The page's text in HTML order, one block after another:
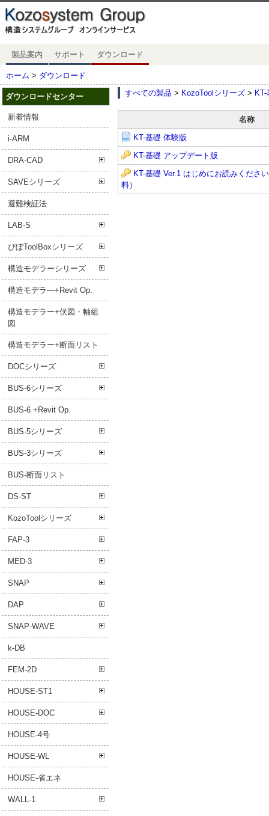
製品案内 サポート ダウンロード
ホーム > ダウンロード
ダウンロードセンター
新着情報
i-ARM
DRA-CAD
SAVEシリーズ
避難検証法
LAB-S
ぴぼToolBoxシリーズ
構造モデラーシリーズ
構造モデラ―+Revit Op.
構造モデラー+伏図・軸組
図
構造モデラー+断面リスト
DOCシリーズ
BUS-6シリーズ
BUS-6 +Revit Op.
BUS-5シリーズ
BUS-3シリーズ
BUS-断面リスト
DS-ST
KozoToolシリーズ
FAP-3
MED-3
SNAP
DAP
SNAP-WAVE
k-DB
FEM-2D
HOUSE-ST1
HOUSE-DOC
HOUSE-4号
HOUSE-WL
HOUSE-省エネ
WALL-1
すべての製品 > KozoToolシリーズ >
名称
KT-基礎 体験版
KT-基礎 アップデート版
KT-基礎 Ver.1 はじめにお読みくださ
料）